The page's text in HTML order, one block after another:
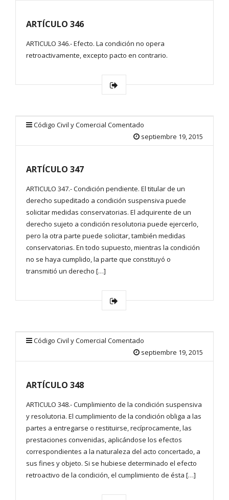
ARTÍCULO 346
ARTICULO 346.- Efecto. La condición no opera
retroactivamente, excepto pacto en contrario.
Código Civil y Comercial Comentado
septiembre 19, 2015
ARTÍCULO 347
ARTICULO 347.- Condición pendiente. El titular de un
derecho supeditado a condición suspensiva puede
solicitar medidas conservatorias. El adquirente de un
derecho sujeto a condición resolutoria puede ejercerlo,
pero la otra parte puede solicitar, también medidas
conservatorias. En todo supuesto, mientras la condición
no se haya cumplido, la parte que constituyó o
transmitió un derecho […]
Código Civil y Comercial Comentado
septiembre 19, 2015
ARTÍCULO 348
ARTICULO 348.- Cumplimiento de la condición suspensiva
y resolutoria. El cumplimiento de la condición obliga a las
partes a entregarse o restituirse, recíprocamente, las
prestaciones convenidas, aplicándose los efectos
correspondientes a la naturaleza del acto concertado, a
sus fines y objeto. Si se hubiese determinado el efecto
retroactivo de la condición, el cumplimiento de ésta […]